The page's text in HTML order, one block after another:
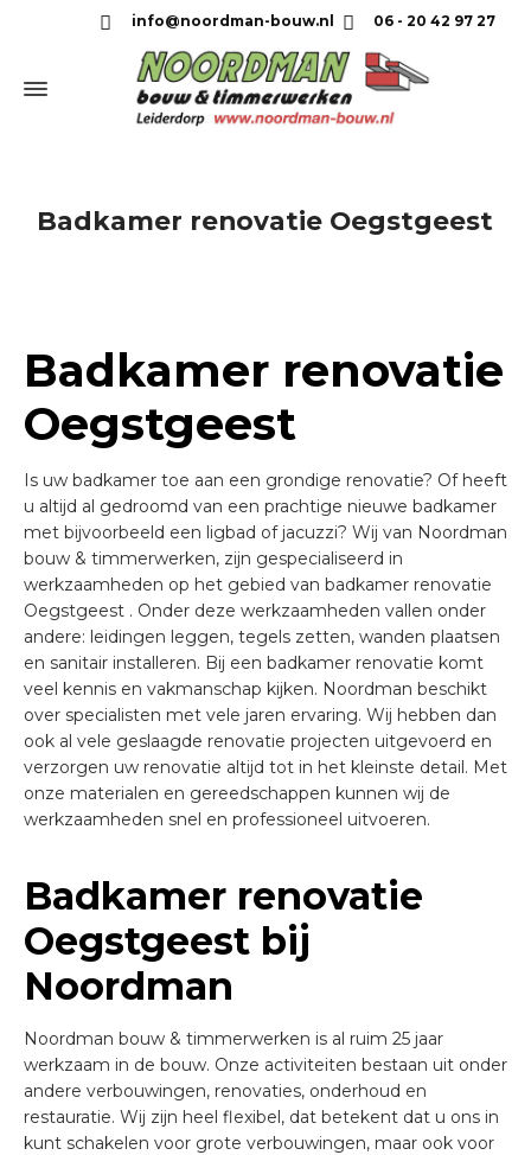
info@noordman-bouw.nl 06 - 20 42 97 27
Badkamer renovatie Oegstgeest
Badkamer renovatie
Oegstgeest
Is uw badkamer toe aan een grondige renovatie? Of heeft
u altijd al gedroomd van een prachtige nieuwe badkamer
met bijvoorbeeld een ligbad of jacuzzi? Wij van Noordman
bouw & timmerwerken, zijn gespecialiseerd in
werkzaamheden op het gebied van badkamer renovatie
Oegstgeest . Onder deze werkzaamheden vallen onder
andere: leidingen leggen, tegels zetten, wanden plaatsen
en sanitair installeren. Bij een badkamer renovatie komt
veel kennis en vakmanschap kijken. Noordman beschikt
over specialisten met vele jaren ervaring. Wij hebben dan
ook al vele geslaagde renovatie projecten uitgevoerd en
verzorgen uw renovatie altijd tot in het kleinste detail. Met
onze materialen en gereedschappen kunnen wij de
werkzaamheden snel en professioneel uitvoeren.
Badkamer renovatie
Oegstgeest bij
Noordman
Noordman bouw & timmerwerken is al ruim 25 jaar
werkzaam in de bouw. Onze activiteiten bestaan uit onder
andere verbouwingen, renovaties, onderhoud en
restauratie. Wij zijn heel flexibel, dat betekent dat u ons in
kunt schakelen voor grote verbouwingen, maar ook voor